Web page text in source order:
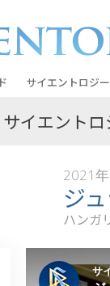
サイエントロジ
信条と実践
サイエントロジ
ントロジー
サイエントロジ
教会の内部
サイエントロ
2021
ジ
ハンガ